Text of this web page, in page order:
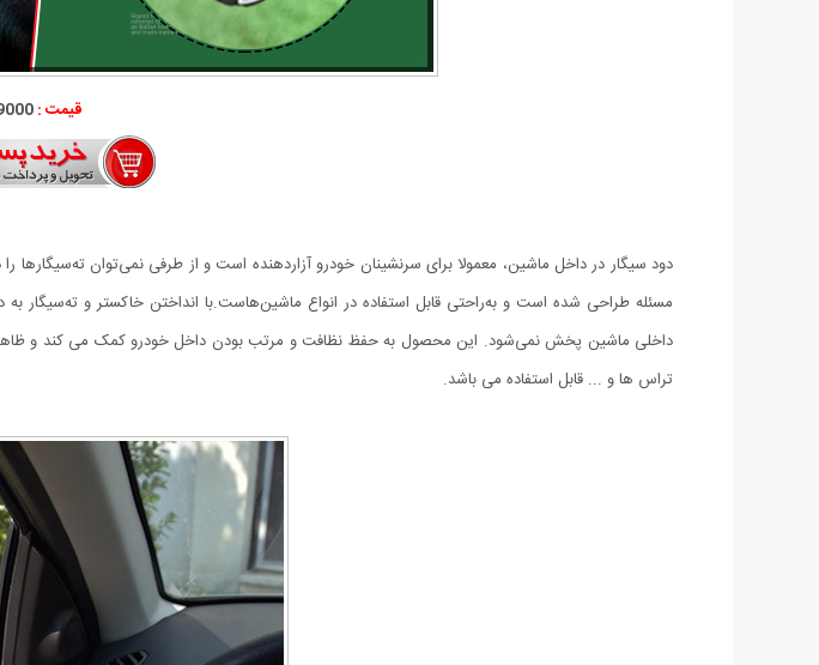
قیمت :79000
دود سیگار در داخل ماشین، معمولا برای سرنشینان خودرو آزاردهنده است و از طرفی نمی‌توان ته‌سیگارها
مسئله طراحی شده است و به‌راحتی قابل استفاده در انواع ماشین‌هاست.با انداختن خاکستر و
داخلی ماشین پخش نمی‌شود. این محصول به حفظ نظافت و مرتب بودن داخل خودرو کمک می کند و
تراس ها و ... قابل استفاده می باشد.